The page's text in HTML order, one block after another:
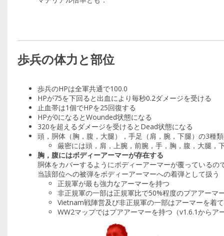
歩兵の体力と部位
歩兵のHPは全軍共通で100.0
HPが75を下回ると出血により毎秒0.2ダメージを受ける
止血帯は1個でHPを25回復する
HPが0になるとWounded状態になる
320を超えるダメージを受けるとDead状態になる
頭，胴体（胸，腹，大腿），手足（肩，腕，下腿）の3種
厳密には頭，肩，上腕，前腕，手，胸，腹，大腿，
胸，腹にはボディーアーマーが存在する
胴体をカバーするようにボディーアーマーが覆っているの
当該部位への被弾をボディーアーマーへの着弾として扱う
正規軍が最も強力なアーマーを持つ
非正規軍の一部は正規軍比で50%程度のプアアーマ
Vietnam戦陣営及び非正規軍の一部はアーマーを着
WW2マップではプアアーマーを持つ（v1.6.1からア